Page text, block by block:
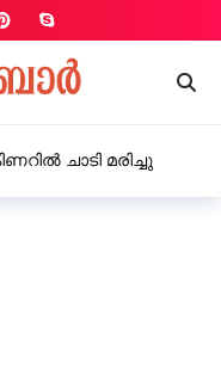
ചാടി മരിച്ചു